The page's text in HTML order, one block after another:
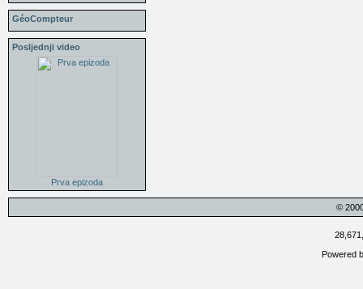
GéoCompteur
Posljednji video
Prva epizoda
©
Powered